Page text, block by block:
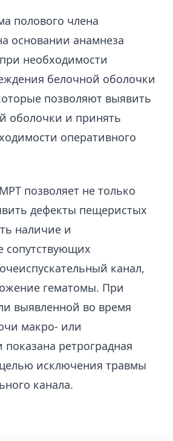
полового члена
основании анамнеза
необходимости
белочной оболочки
позволяют выявить
оболочки и принять
оперативного
позволяет не только
дефекты пещеристых
наличие и
сопутствующих
канал,
гематомы. При
выявленной во время
макро- или
ретроградная
исключения травмы
канала.